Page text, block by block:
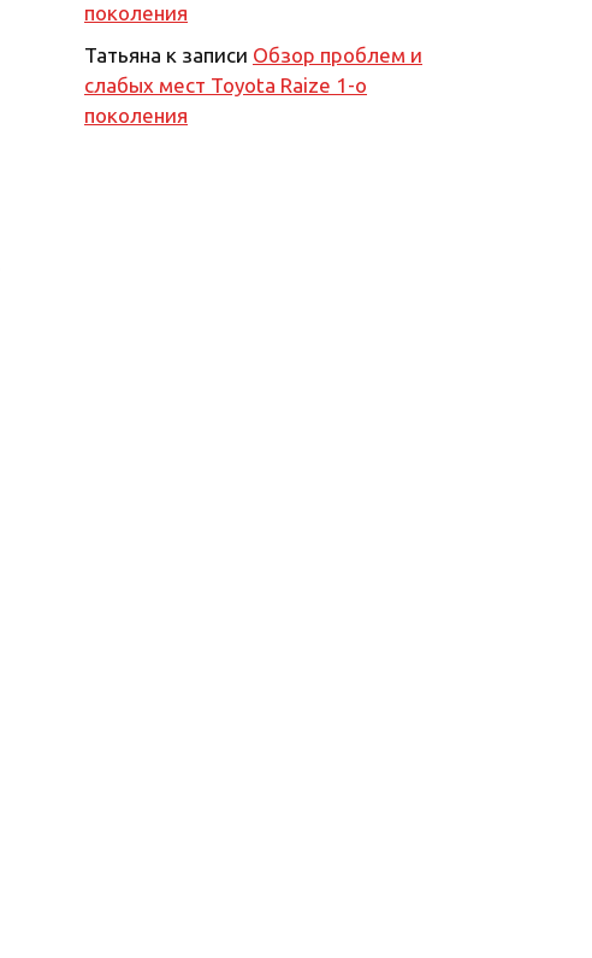
поколения
Татьяна к записи Обзор проблем и
слабых мест Toyota Raize 1-о
поколения